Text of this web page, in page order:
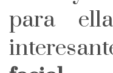
para